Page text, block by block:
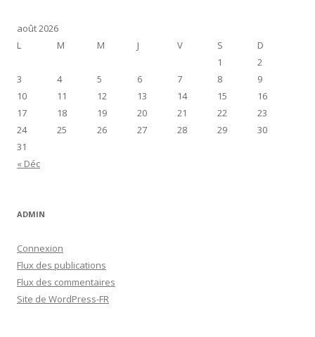
août 2026
L
M M J V S
D
1
2
3
4 5 6 7 8
9
10
11 12 13 14 15
16
17
18 19 20 21 22
23
24
25 26 27 28 29
30
31
« Déc
ADMIN
Connexion
Flux des publications
Flux des commentaires
Site de WordPress-FR